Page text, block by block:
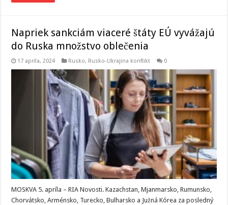
Napriek sankciám viaceré štáty EÚ vyvážajú
do Ruska množstvo oblečenia
17 apríla, 2024 Rusko, Rusko-Ukrajina konflikt 0
MOSKVA 5. apríla – RIA Novosti. Kazachstan, Mjanmarsko, Rumunsko,
Chorvátsko, Arménsko, Turecko, Bulharsko a Južná Kórea za posledný